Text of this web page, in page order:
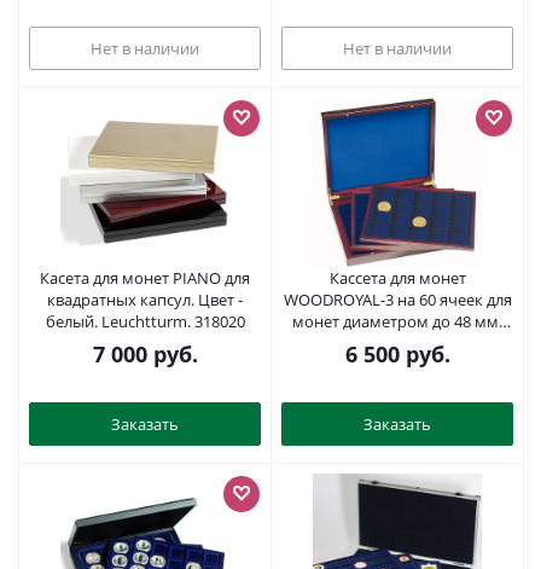
Нет в наличии Нет в наличии
Касета для монет PIANO для
квадратных капсул. Цвет -
белый. Leuchtturm. 318020
7 000руб.
Заказать
Кассета для монет
WOODROYAL-3 на 60 ячеек для
монет диаметром до 48 мм.
42348
6 500руб.
Заказать